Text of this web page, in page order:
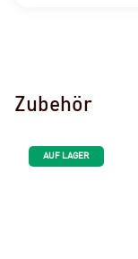
Zubehör
AUF LAGER